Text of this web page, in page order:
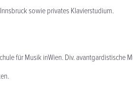
sowie privates Klavierstudium.
für Musik inWien. Div. avantgardistische